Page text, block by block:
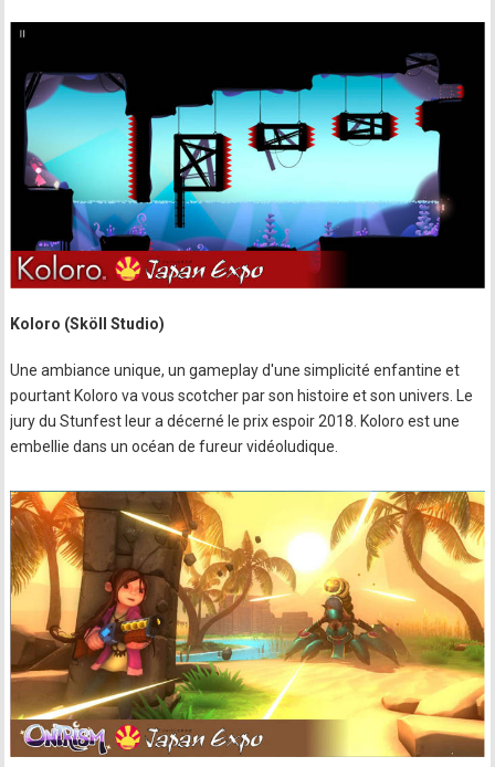
Koloro (Sköll Studio)
Une ambiance unique, un gameplay d'une simplicité enfantine et
pourtant Koloro va vous scotcher par son histoire et son univers. Le
jury du Stunfest leur a décerné le prix espoir 2018. Koloro est une
embellie dans un océan de fureur vidéoludique.